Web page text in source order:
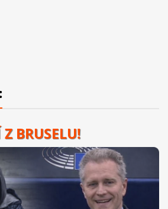
BRUSELU!